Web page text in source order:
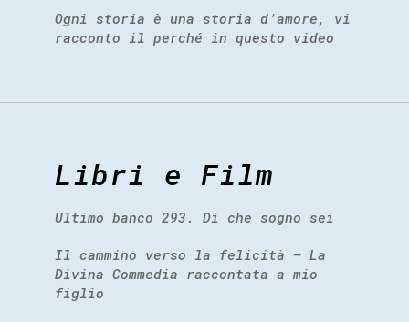
Ogni storia è una storia d’amore, vi
racconto il perché in questo video
Libri e Film
Ultimo banco 293. Di che sogno sei
Il cammino verso la felicità – La
Divina Commedia raccontata a mio
figlio